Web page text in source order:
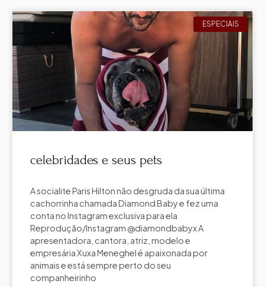
ESPECIAIS
celebridades e seus pets
A socialite Paris Hilton não desgruda da sua última
cachorrinha chamada Diamond Baby e fez uma
conta no Instagram exclusiva para ela
Reprodução/Instagram @diamondbabyx A
apresentadora, cantora, atriz, modelo e
empresária Xuxa Meneghel é apaixonada por
animais e está sempre perto do seu
companheirinho